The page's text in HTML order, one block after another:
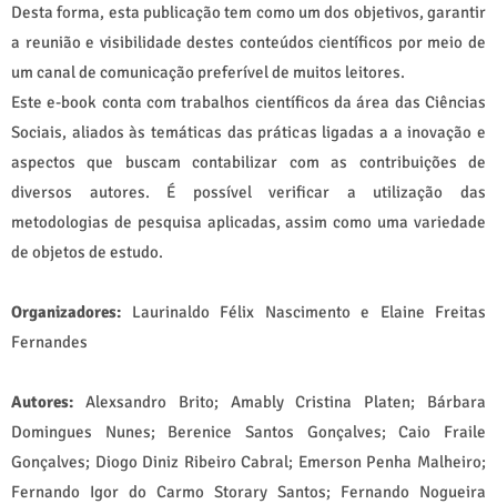
Desta forma, esta publicação tem como um dos objetivos, garantir
a reunião e visibilidade destes conteúdos científicos por meio de
um canal de comunicação preferível de muitos leitores.
Este e-book conta com trabalhos científicos da área das Ciências
Sociais, aliados às temáticas das práticas ligadas a a inovação e
aspectos que buscam contabilizar com as contribuições de
diversos autores. É possível verificar a utilização das
metodologias de pesquisa aplicadas, assim como uma variedade
de objetos de estudo.
Organizadores: Laurinaldo Félix Nascimento e Elaine Freitas
Fernandes
Autores: Alexsandro Brito; Amably Cristina Platen; Bárbara
Domingues Nunes; Berenice Santos Gonçalves; Caio Fraile
Gonçalves; Diogo Diniz Ribeiro Cabral; Emerson Penha Malheiro;
Fernando Igor do Carmo Storary Santos; Fernando Nogueira